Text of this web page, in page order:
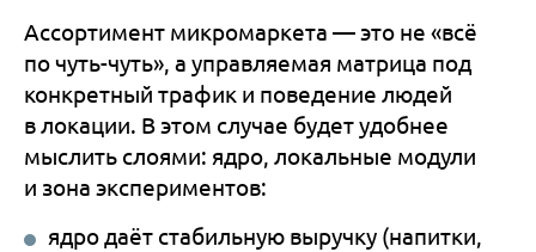
Ассортимент микромаркета — это не «всё
по чуть-чуть», а управляемая матрица под
конкретный трафик и поведение людей
в локации. В этом случае будет удобнее
мыслить слоями: ядро, локальные модули
и зона экспериментов:
ядро даёт стабильную выручку (напитки,